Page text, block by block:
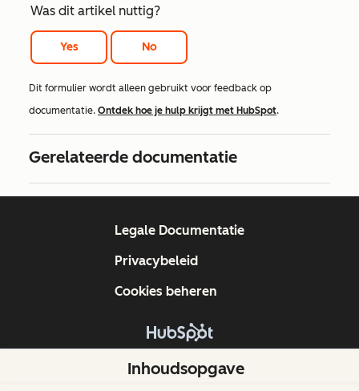
Was dit artikel nuttig?
Yes No
Dit formulier wordt alleen gebruikt voor feedback op
documentatie. Ontdek hoe je hulp krijgt met HubSpot.
Gerelateerde documentatie
Inhoudsopgave
Copyright © 2026 HubSpot, Inc.
Legale Documentatie
Privacybeleid
Cookies beheren